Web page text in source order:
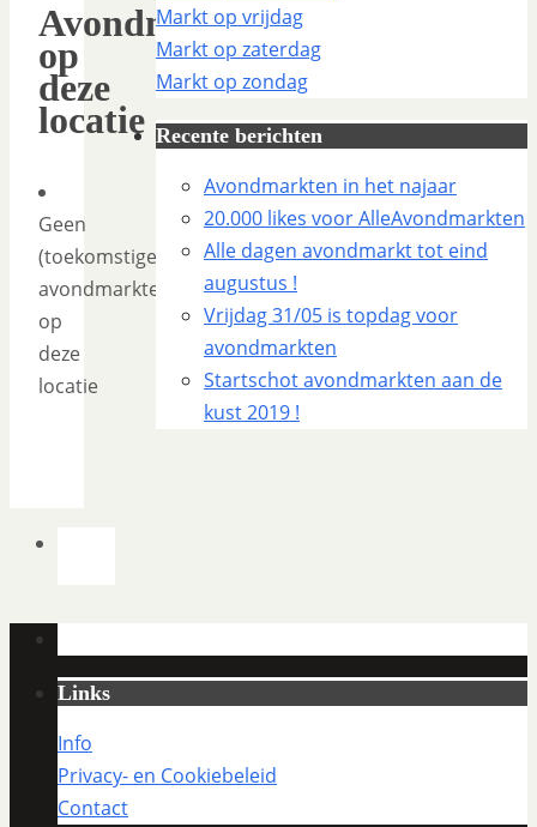
Avondmarkten
op
deze
locatie
Geen
(toekomstige)
avondmarkten
op
deze
locatie
Markt op vrijdag
Markt op zaterdag
Markt op zondag
Recente berichten
Avondmarkten in het najaar
20.000 likes voor AlleAvondmarkten
Alle dagen avondmarkt tot eind
augustus !
Vrijdag 31/05 is topdag voor
avondmarkten
Startschot avondmarkten aan de
kust 2019 !
Links
Info
Privacy- en Cookiebeleid
Contact